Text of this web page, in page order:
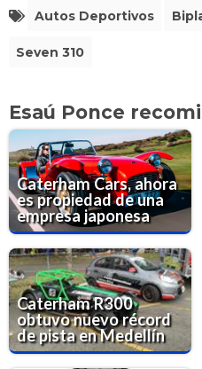
Autos Deportivos
Seven 310
Esaú Ponce
Caterham Cars, ahora
es propiedad de una
empresa japonesa
Caterham R300
obtuvo nuevo récord
de pista en Medellín